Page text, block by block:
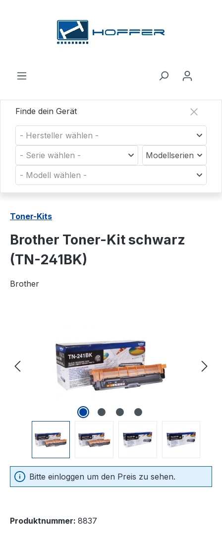
Finde dein Gerät
- Hersteller wählen -
- Serie wählen -
Modellserien
- Modell wählen -
Toner-Kits
Brother Toner-Kit schwarz
(TN-241BK)
Brother
Bitte einloggen um den Preis zu sehen.
Produktnummer: 8837